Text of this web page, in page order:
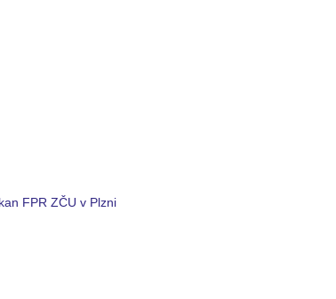
FPR ZČU v Plzni